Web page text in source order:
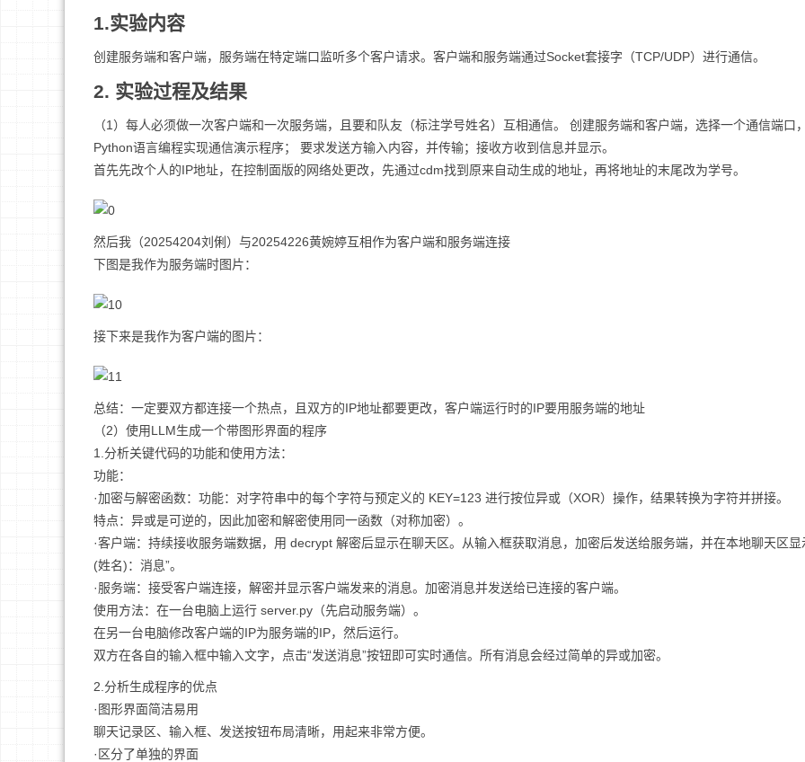
1.实验内容
创建服务端和客户端，服务端在特定端口监听多个客户请求。客户端和服务端通过Socket套接字（TCP/UDP）进行通信。
2. 实验过程及结果
（1）每人必须做一次客户端和一次服务端，且要和队友（标注学号姓名）互相通信。 创建服务端和客户端，选择一个通信端口
Python语言编程实现通信演示程序； 要求发送方输入内容，并传输；接收方收到信息并显示。
首先先改个人的IP地址，在控制面版的网络处更改，先通过cdm找到原来自动生成的地址，再将地址的末尾改为学号。
然后我（20254204刘俐）与20254226黄婉婷互相作为客户端和服务端连接
下图是我作为服务端时图片：
接下来是我作为客户端的图片：
总结：一定要双方都连接一个热点，且双方的IP地址都要更改，客户端运行时的IP要用服务端的地址
（2）使用LLM生成一个带图形界面的程序
1.分析关键代码的功能和使用方法：
功能：
·加密与解密函数：功能：对字符串中的每个字符与预定义的 KEY=123 进行按位异或（XOR）操作，结果转换为字符并拼接。
特点：异或是可逆的，因此加密和解密使用同一函数（对称加密）。
·客户端：持续接收服务端数据，用 decrypt 解密后显示在聊天区。从输入框获取消息，加密后发送给服务端，并在本地聊天区显
(姓名)：消息”。
·服务端：接受客户端连接，解密并显示客户端发来的消息。加密消息并发送给已连接的客户端。
使用方法：在一台电脑上运行 server.py（先启动服务端）。
在另一台电脑修改客户端的IP为服务端的IP，然后运行。
双方在各自的输入框中输入文字，点击“发送消息”按钮即可实时通信。所有消息会经过简单的异或加密。
2.分析生成程序的优点
·图形界面简洁易用
聊天记录区、输入框、发送按钮布局清晰，用起来非常方便。
·区分了单独的界面